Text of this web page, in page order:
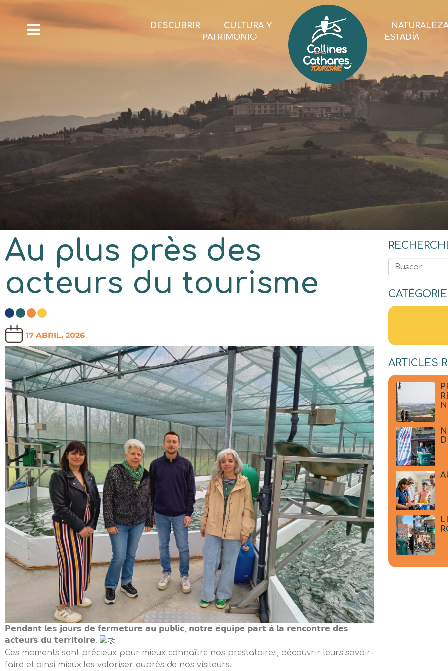
DESCUBRIR
CULTURA Y
PATRIMONIO
NATURALEZA
ESTADÍA
Au plus près des
acteurs du tourisme
17 ABRIL, 2026
𝗣𝗲𝗻𝗱𝗮𝗻𝘁 𝗹𝗲𝘀 𝗷𝗼𝘂𝗿𝘀 𝗱𝗲 𝗳𝗲𝗿𝗺𝗲𝘁𝘂𝗿𝗲 𝗮𝘂 𝗽𝘂𝗯𝗹𝗶𝗰, 𝗻𝗼𝘁𝗿𝗲 𝗲́𝗾𝘂𝗶𝗽𝗲 𝗽𝗮𝗿𝘁 𝗮̀ 𝗹𝗮 𝗿𝗲𝗻𝗰𝗼𝗻𝘁𝗿𝗲 𝗱𝗲𝘀
𝗮𝗰𝘁𝗲𝘂𝗿𝘀 𝗱𝘂 𝘁𝗲𝗿𝗿𝗶𝘁𝗼𝗶𝗿𝗲.
Ces moments sont précieux pour mieux connaître nos prestataires, découvrir leurs savoir-
faire et ainsi mieux les valoriser auprès de nos visiteurs.
Buscar
CATÉGORIE
ARTICLES